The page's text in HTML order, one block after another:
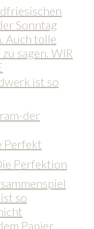
Perfekt